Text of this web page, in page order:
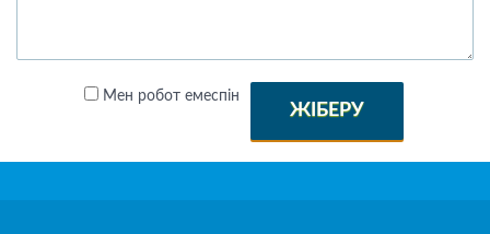
Мен робот емеспін
ЖІБЕРУ